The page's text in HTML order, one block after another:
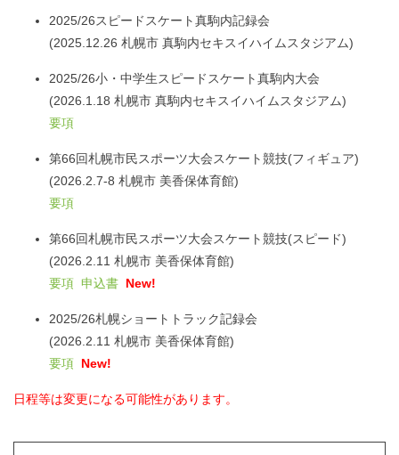
2025/26スピードスケート真駒内記録会
(2025.12.26 札幌市 真駒内セキスイハイムスタジアム)
2025/26小・中学生スピードスケート真駒内大会
(2026.1.18 札幌市 真駒内セキスイハイムスタジアム)
要項
第66回札幌市民スポーツ大会スケート競技(フィギュア)
(2026.2.7-8 札幌市 美香保体育館)
要項
第66回札幌市民スポーツ大会スケート競技(スピード)
(2026.2.11 札幌市 美香保体育館)
要項 申込書 New!
2025/26札幌ショートトラック記録会
(2026.2.11 札幌市 美香保体育館)
要項 New!
日程等は変更になる可能性があります。